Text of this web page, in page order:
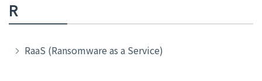
R
RaaS (Ransomware as a Service)